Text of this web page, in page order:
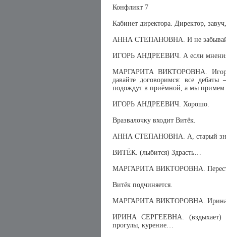
Конфликт 7
Кабинет директора. Директор,
АННА СТЕПАНОВНА. И не
ИГОРЬ АНДРЕЕВИЧ. А если мнения
МАРГАРИТА ВИКТОРОВНА.
давайте договоримся: все
подождут в приёмной, а мы
ИГОРЬ АНДРЕЕВИЧ. Хорошо.
Вразвалочку входит Витёк.
АННА СТЕПАНОВНА. А, старый
ВИТЁК. (лыбится) Здрасть…
МАРГАРИТА ВИКТОРОВНА.
Витёк подчиняется.
МАРГАРИТА ВИКТОРОВНА. Ирина
ИРИНА СЕРГЕЕВНА. (вздыхает)
прогулы, курение…